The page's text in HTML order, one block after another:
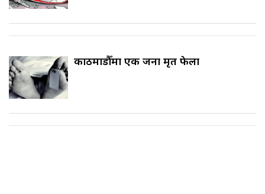
काठमाडौँमा एक जना मृत फेला